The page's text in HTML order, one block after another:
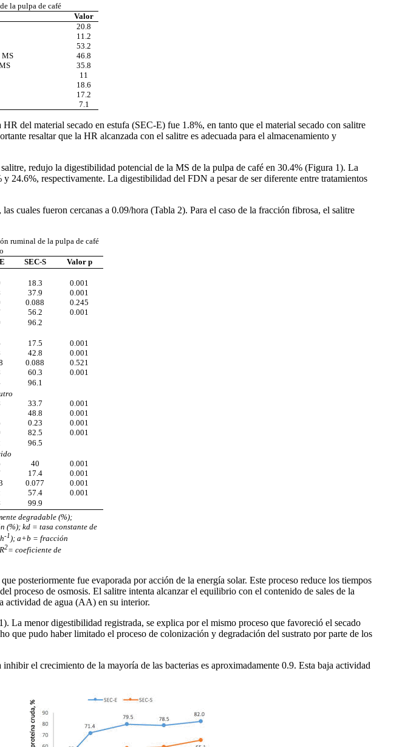
la pulpa de café
Valor
20.8
11.2
53.2
MS
46.8
35.8
11
18.6
17.2
7.1
del material secado en estufa (SEC-E) fue 1.8%, en tanto que el material secado con salitre
resaltar que la HR alcanzada con el salitre es adecuada para el almacenamiento y
redujo la digestibilidad potencial de la MS de la pulpa de café en 30.4% (Figura 1). La
respectivamente. La digestibilidad del FDN a pesar de ser diferente entre tratamientos
cuales fueron cercanas a 0.09/hora (Tabla 2). Para el caso de la fracción fibrosa, el salitre
ruminal de la pulpa de café
SEC-S
Valor p
18.3
0.001
37.9
0.001
0.088
0.245
56.2
0.001
96.2
17.5
0.001
42.8
0.001
0.088
0.521
60.3
0.001
96.1
33.7
0.001
48.8
0.001
0.23
0.001
82.5
0.001
96.5
40
0.001
17.4
0.001
0.077
0.001
57.4
0.001
99.9
degradable (%);
(%); kd = tasa constante de
-1 ); a+b = fracción
2= coeficiente de
posteriormente fue evaporada por acción de la energía solar. Este proceso reduce los tiempos
proceso de osmosis. El salitre intenta alcanzar el equilibrio con el contenido de sales de la
actividad de agua (AA) en su interior.
menor digestibilidad registrada, se explica por el mismo proceso que favoreció el secado
que pudo haber limitado el proceso de colonización y degradación del sustrato por parte de los
el crecimiento de la mayoría de las bacterias es aproximadamente 0.9. Esta baja actividad